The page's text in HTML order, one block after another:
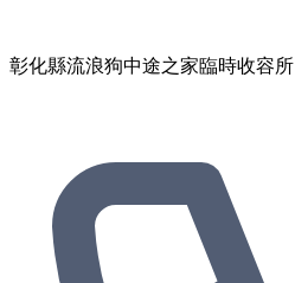
彰化縣流浪狗中途之家臨時收容所